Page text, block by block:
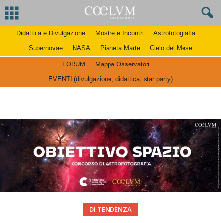
Didattica e Divulgazione Mostre e Incontri
Astrofotografia
Supernovae
NASA Pianeta Marte Cielo del Mese
FORUM
Mappa Osservatori
EVENTI (divulgazione, didattica, star party)
DI TENDENZA